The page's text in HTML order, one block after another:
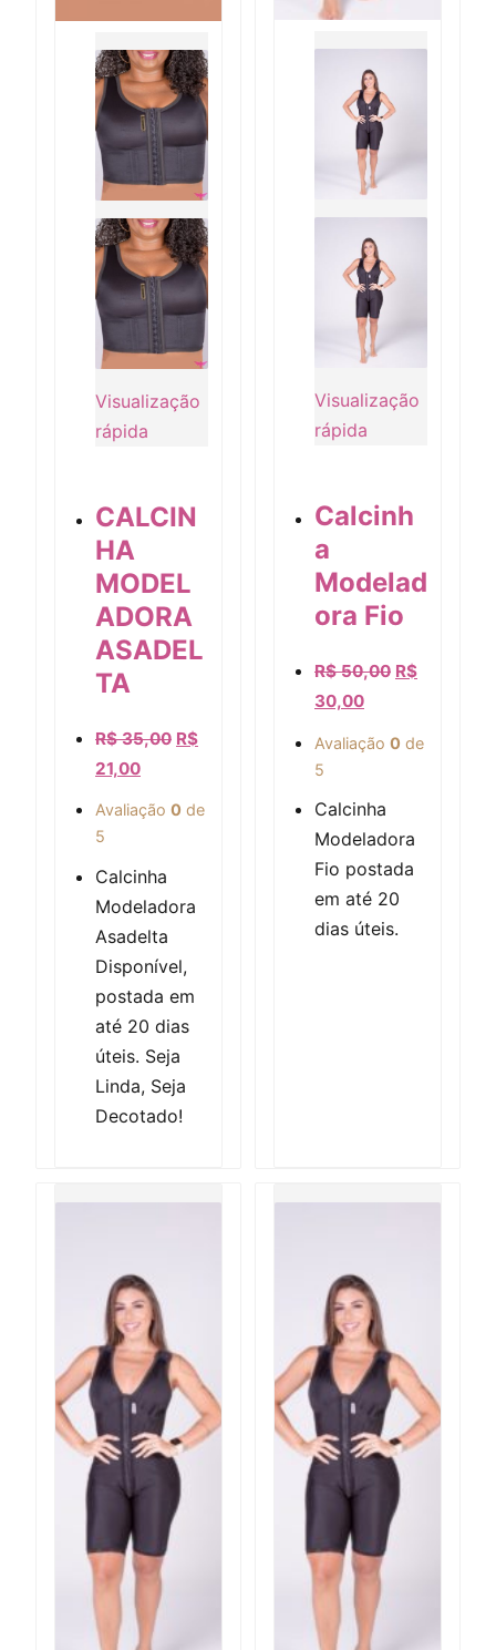
Visualização rápida
Visualização
rápida
CALCIN
HA
MODEL
ADORA
ASADEL
TA
R$35,00 R$
21,00
Avaliação 0 de
5
Calcinha
Modeladora
Asadelta
Disponível,
postada em
até 20 dias
úteis. Seja
Linda, Seja
Decotado!
Visualização rápida
Visualização
rápida
Calcinh
a
Modelad
ora Fio
R$50,00 R$
30,00
Avaliação 0 de
5
Calcinha
Modeladora
Fio postada
em até 20
dias úteis.